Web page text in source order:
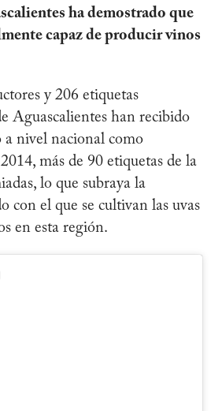
ha demostrado que
capaz de producir vinos
y 206 etiquetas
Aguascalientes han recibido
nivel nacional como
más de 90 etiquetas de la
lo que subraya la
con el que se cultivan las uvas
en esta región.